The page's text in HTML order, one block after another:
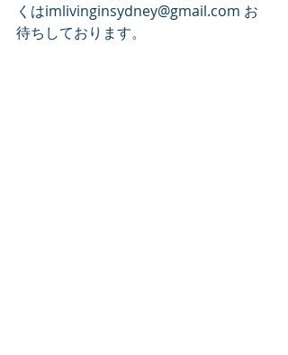
くはimlivinginsydney@gmail.com お
待ちしております。